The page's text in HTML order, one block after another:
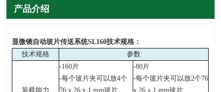
产品介绍
显微镜自动玻片传送系统SL160技术规格：
技术规格
参数
装载能力
-160片
-每个玻片夹可以放4个
76 x 26 x 1 mm玻片
-80片
-每个玻片夹可以放2个76
x 26 x 1 mm玻片